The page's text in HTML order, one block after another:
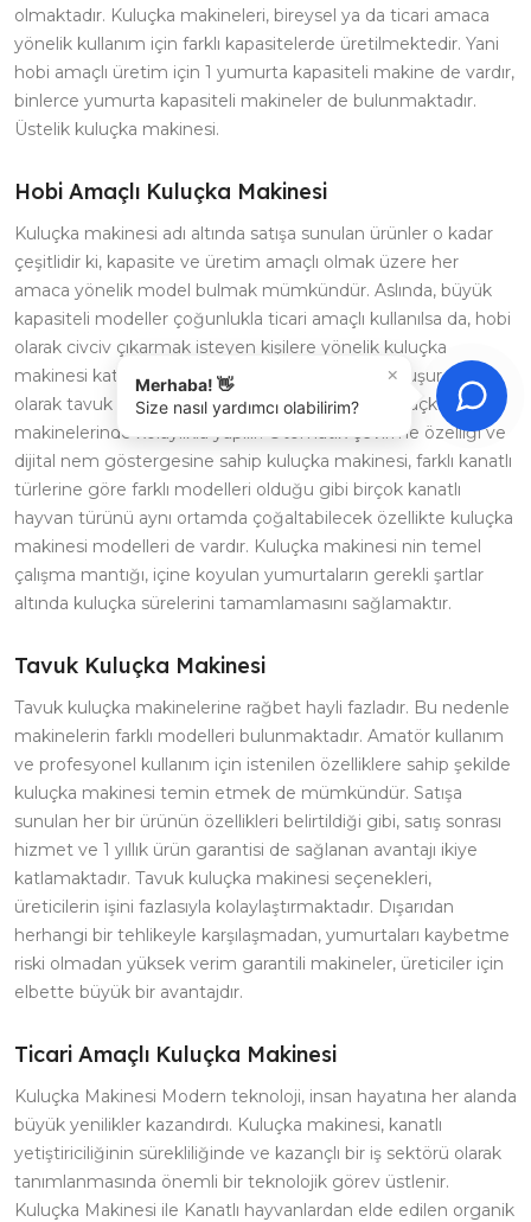
olmaktadır. Kuluçka makineleri, bireysel ya da ticari amaca
yönelik kullanım için farklı kapasitelerde üretilmektedir. Yani
hobi amaçlı üretim için 1 yumurta kapasiteli makine de vardır,
binlerce yumurta kapasiteli makineler de bulunmaktadır.
Üstelik kuluçka makinesi.
Hobi Amaçlı Kuluçka Makinesi
Kuluçka makinesi adı altında satışa sunulan ürünler o kadar
çeşitlidir ki, kapasite ve üretim amaçlı olmak üzere her
amaca yönelik model bulmak mümkündür. Aslında, büyük
kapasiteli modeller çoğunlukla ticari amaçlı kullanılsa da, hobi
olarak civciv çıkarmak isteyen kişilere yönelik kuluçka
makinesi kategorisi de zengin seçeneklerden oluşur. Hobi
olarak tavuk ve diğer kanatlıların yetiştiriciliği, kuluçka
makinelerinde kolaylıkla yapılır. Otomatik çevirme özelliği ve
dijital nem göstergesine sahip kuluçka makinesi, farklı kanatlı
türlerine göre farklı modelleri olduğu gibi birçok kanatlı
hayvan türünü aynı ortamda çoğaltabilecek özellikte kuluçka
makinesi modelleri de vardır. Kuluçka makinesi nin temel
çalışma mantığı, içine koyulan yumurtaların gerekli şartlar
altında kuluçka sürelerini tamamlamasını sağlamaktır.
Tavuk Kuluçka Makinesi
Tavuk kuluçka makinelerine rağbet hayli fazladır. Bu nedenle
makinelerin farklı modelleri bulunmaktadır. Amatör kullanım
ve profesyonel kullanım için istenilen özelliklere sahip şekilde
kuluçka makinesi temin etmek de mümkündür. Satışa
sunulan her bir ürünün özellikleri belirtildiği gibi, satış sonrası
hizmet ve 1 yıllık ürün garantisi de sağlanan avantajı ikiye
katlamaktadır. Tavuk kuluçka makinesi seçenekleri,
üreticilerin işini fazlasıyla kolaylaştırmaktadır. Dışarıdan
herhangi bir tehlikeyle karşılaşmadan, yumurtaları kaybetme
riski olmadan yüksek verim garantili makineler, üreticiler için
elbette büyük bir avantajdır.
Ticari Amaçlı Kuluçka Makinesi
Kuluçka Makinesi Modern teknoloji, insan hayatına her alanda
büyük yenilikler kazandırdı. Kuluçka makinesi, kanatlı
yetiştiriciliğinin sürekliliğinde ve kazançlı bir iş sektörü olarak
tanımlanmasında önemli bir teknolojik görev üstlenir.
Kuluçka Makinesi ile Kanatlı hayvanlardan elde edilen organik
×
Merhaba! 👋
Size nasıl yardımcı olabilirim?